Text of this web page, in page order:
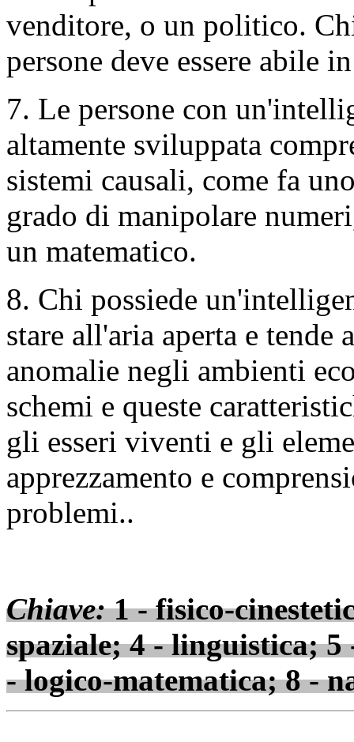
venditore, o un politico.
persone deve essere abile
7. Le persone con
altamente sviluppata
sistemi causali, come fa
grado di manipolare
un matematico.
8. Chi possiede
stare all'aria aperta e tende
anomalie negli ambienti
schemi e queste
gli esseri viventi e gli
apprezzamento e
problemi..
Chiave:1 - fisico-
spaziale; 4 - linguistica;
- logico-matematica; 8 -